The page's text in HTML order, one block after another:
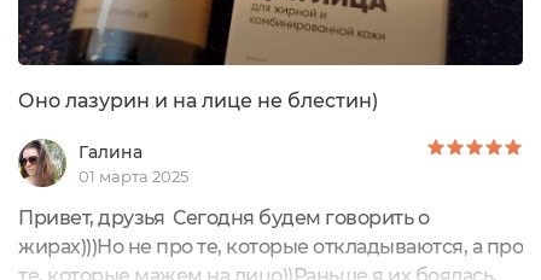
Оно лазурин и на лице не блестин)
Галина
01 марта 2025
Привет, друзья Сегодня будем говорить о
жирах)))Но не про те, которые откладываются, а про